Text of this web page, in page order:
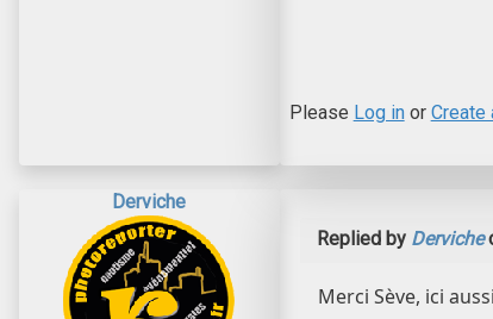
Please Log inor Create
Derviche
Replied by Derviche
Merci Sève, ici